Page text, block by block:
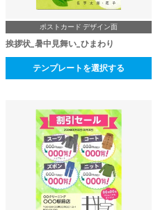
ポストカード デザイン面
挨拶状_暑中見舞い_ひまわり
テンプレートを選択する